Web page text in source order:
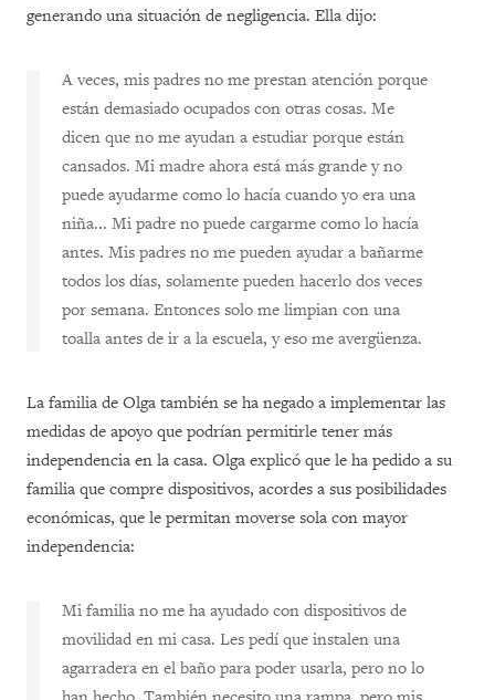
generando una situación de negligencia. Ella dijo:
A veces, mis padres no me prestan atención porque
están demasiado ocupados con otras cosas. Me
dicen que no me ayudan a estudiar porque están
cansados. Mi madre ahora está más grande y no
puede ayudarme como lo hacía cuando yo era una
niña... Mi padre no puede cargarme como lo hacía
antes. Mis padres no me pueden ayudar a bañarme
todos los días, solamente pueden hacerlo dos veces
por semana. Entonces solo me limpian con una
toalla antes de ir a la escuela, y eso me avergüenza.
La familia de Olga también se ha negado a implementar las
medidas de apoyo que podrían permitirle tener más
independencia en la casa. Olga explicó que le ha pedido a su
familia que compre dispositivos, acordes a sus posibilidades
económicas, que le permitan moverse sola con mayor
independencia:
Mi familia no me ha ayudado con dispositivos de
movilidad en mi casa. Les pedí que instalen una
agarradera en el baño para poder usarla, pero no lo